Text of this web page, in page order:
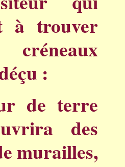
à trouver
:
de terre
des
murailles,